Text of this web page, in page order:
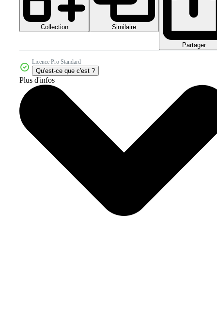
Collection Similaire
Partager
Licence Pro Standard
Qu'est-ce que c'est ?
Plus d'infos